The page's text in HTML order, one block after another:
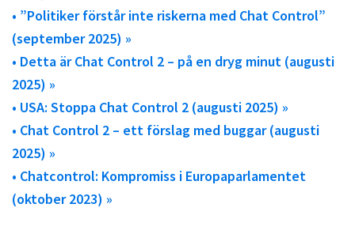
• ”Politiker förstår inte riskerna med Chat Control”
(september 2025) »
• Detta är Chat Control 2 – på en dryg minut (augusti
2025) »
• USA: Stoppa Chat Control 2 (augusti 2025) »
• Chat Control 2 – ett förslag med buggar (augusti
2025) »
• Chatcontrol: Kompromiss i Europaparlamentet
(oktober 2023) »